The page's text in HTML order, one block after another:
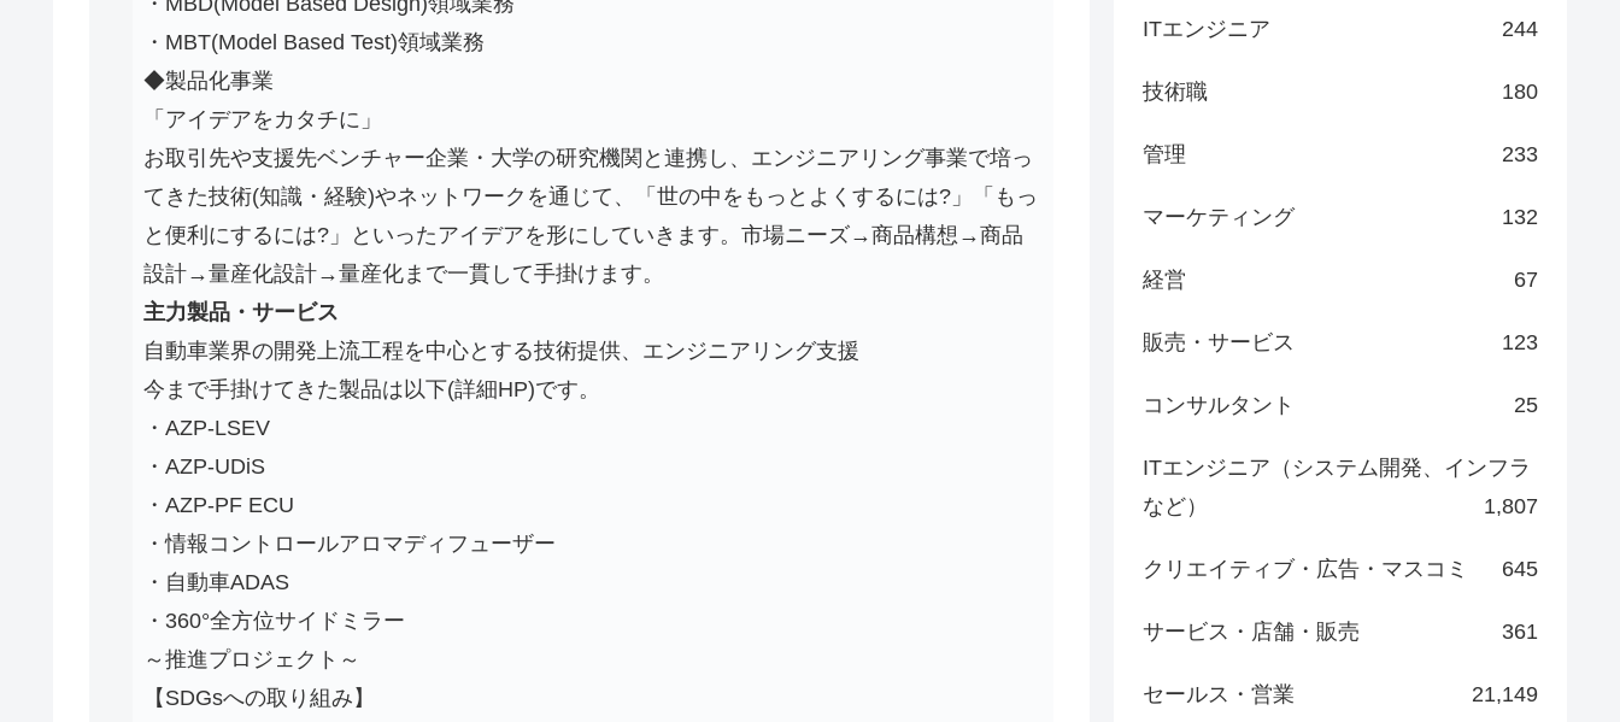
・MBT(Model Based Test)領域業務
◆製品化事業
「アイデアをカタチに」
お取引先や支援先ベンチャー企業・大学の研究機関と連携し、エンジニアリング事業で培っ
てきた技術(知識・経験)やネットワークを通じて、「世の中をもっとよくするには?」「もっ
と便利にするには?」といったアイデアを形にしていきます。市場ニーズ→商品構想→商品
設計→量産化設計→量産化まで一貫して手掛けます。
主力製品・サービス
自動車業界の開発上流工程を中心とする技術提供、エンジニアリング支援
今まで手掛けてきた製品は以下(詳細HP)です。
・AZP-LSEV
・AZP-UDiS
・AZP-PF ECU
・情報コントロールアロマディフューザー
・自動車ADAS
・360°全方位サイドミラー
～推進プロジェクト～
【SDGsへの取り組み】
ITエンジニア 244
技術職 180
管理 233
マーケティング 132
経営 67
販売・サービス 123
コンサルタント 25
ITエンジニア（システム開発、インフラ
など）
1,807
クリエイティブ・広告・マスコミ 645
サービス・店舗・販売 361
セールス・営業 21,149